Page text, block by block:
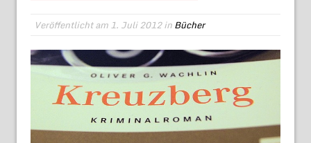
Veröffentlicht am1. Juli 2012inBücher